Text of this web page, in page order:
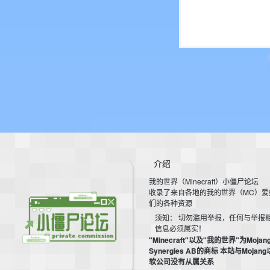
介绍
我的世界（Minecraft）小僵尸论坛
收录了来自各地的我的世界（MC）
们的各种资源
须知： 切勿滥用举报，任何与举报
信息必须属实！
"Minecraft"以及"我的世界"为
Synergies AB的商标 本站与Mojang
软公司没有从属关系